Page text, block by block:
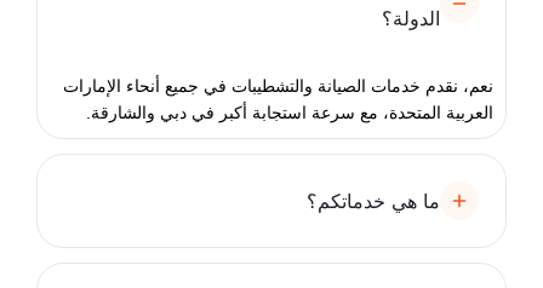
الدولة؟
نعم، نقدم خدمات الصيانة والتشطيبات في جميع أنحاء الإمارات
العربية المتحدة، مع سرعة استجابة أكبر في دبي والشارقة.
ما هي خدماتكم؟